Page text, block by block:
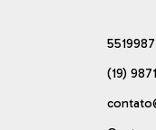
(19)